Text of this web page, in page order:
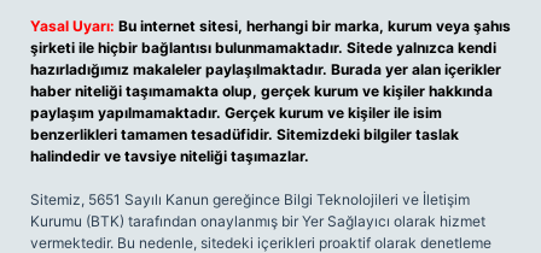
Yasal Uyarı: Bu internet sitesi, herhangi bir marka, kurum veya şahıs
şirketi ile hiçbir bağlantısı bulunmamaktadır. Sitede yalnızca kendi
hazırladığımız makaleler paylaşılmaktadır. Burada yer alan içerikler
haber niteliği taşımamakta olup, gerçek kurum ve kişiler hakkında
paylaşım yapılmamaktadır. Gerçek kurum ve kişiler ile isim
benzerlikleri tamamen tesadüfidir. Sitemizdeki bilgiler taslak
halindedir ve tavsiye niteliği taşımazlar.
Sitemiz, 5651 Sayılı Kanun gereğince Bilgi Teknolojileri ve İletişim
Kurumu (BTK) tarafından onaylanmış bir Yer Sağlayıcı olarak hizmet
vermektedir. Bu nedenle, sitedeki içerikleri proaktif olarak denetleme